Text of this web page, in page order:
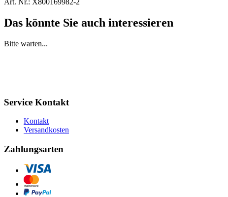
Art. Nr.: X800169982-2
Das könnte Sie auch interessieren
Bitte warten...
Service Kontakt
Kontakt
Versandkosten
Zahlungsarten